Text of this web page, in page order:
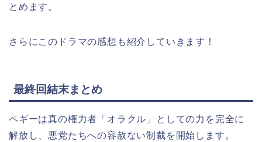
とめます。
さらにこのドラマの感想も紹介していきます！
最終回結末まとめ
ペギーは真の権力者「オラクル」としての力を完全に
解放し、悪党たちへの容赦ない制裁を開始します。